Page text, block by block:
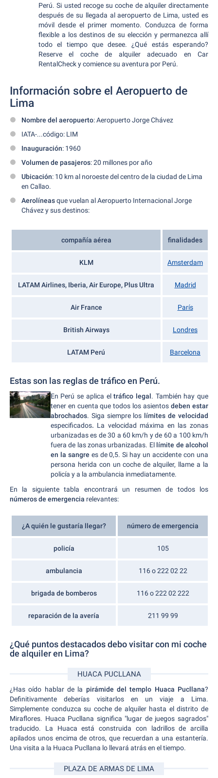
Perú. Si usted recoge su coche de alquiler directamente
después de su llegada al aeropuerto de Lima, usted es
móvil desde el primer momento. Conduzca de forma
flexible a los destinos de su elección y permanezca allí
todo el tiempo que desee. ¿Qué estás esperando?
Reserve el coche de alquiler adecuado en Car
RentalCheck y comience su aventura por Perú.
Información sobre el Aeropuerto de
Lima
Nombre del aeropuerto: Aeropuerto Jorge Chávez
IATA-...código: LIM
Inauguración: 1960
Volumen de pasajeros: 20 millones por año
Ubicación: 10 km al noroeste del centro de la ciudad de Lima
en Callao.
Aerolíneasque vuelan al Aeropuerto Internacional Jorge
Chávez y sus destinos:
compañía aérea finalidades
KLM Amsterdam
LATAM Airlines, Iberia, Air Europe, Plus Ultra Madrid
Air France París
British Airways Londres
LATAM Perú Barcelona
Estas son las reglas de tráfico en Perú.
En Perú se aplica eltráfico legal. También hay que
tener en cuenta que todos los asientosdeben estar
abrochados. Siga siempre los límites de velocidad
especificados. La velocidad máxima en las zonas
urbanizadas es de 30 a 60 km/h y de 60 a 100 km/h
fuera de las zonas urbanizadas. El límite de alcohol
en la sangre es de 0,5. Si hay un accidente con una
persona herida con un coche de alquiler, llame a la
policía y a la ambulancia inmediatamente.
En la siguiente tabla encontrará un resumen de todos los
números de emergencia relevantes:
¿A quién le gustaría llegar? número de emergencia
policía 105
ambulancia 116 o 222 02 22
brigada de bomberos 116 o 222 02 222
reparación de la avería 211 99 99
¿Qué puntos destacados debo visitar con mi coche
de alquiler en Lima?
HUACA PUCLLANA
¿Has oído hablar de la pirámide del templo Huaca Pucllana?
Definitivamente deberías visitarlos en un viaje a Lima.
Simplemente conduzca su coche de alquiler hasta el distrito de
Miraflores. Huaca Pucllana significa "lugar de juegos sagrados"
traducido. La Huaca está construida con ladrillos de arcilla
apilados unos encima de otros, que recuerdan a una estantería.
Una visita a la Huaca Pucllana lo llevará atrás en el tiempo.
PLAZA DE ARMAS DE LIMA